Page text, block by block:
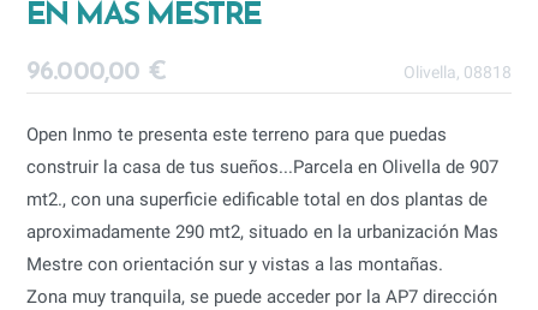
EN MAS MESTRE
96.000,00 € Olivella, 08818
Open Inmo te presenta este terreno para que puedas
construir la casa de tus sueños...Parcela en Olivella de 907
mt2., con una superficie edificable total en dos plantas de
aproximadamente 290 mt2, situado en la urbanización Mas
Mestre con orientación sur y vistas a las montañas.
Zona muy tranquila, se puede acceder por la AP7 dirección